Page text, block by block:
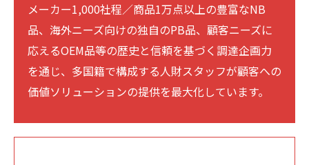
メーカー1,000社程／商品1万点以上の豊富なNB
品、海外ニーズ向けの独自のPB品、顧客ニーズに
応えるOEM品等の歴史と信頼を基づく調達企画力
を通じ、多国籍で構成する人財スタッフが顧客への
価値ソリューションの提供を最大化しています。